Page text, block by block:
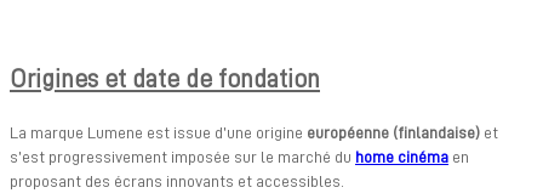
Origines et date de fondation
La marque Lumene est issue d’une origine européenne (finlandaise) et
s’est progressivement imposée sur le marché du home cinéma en
proposant des écrans innovants et accessibles.